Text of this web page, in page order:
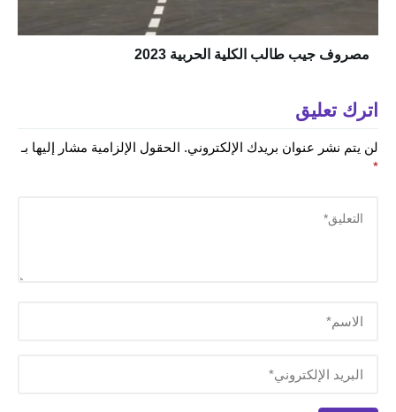
مصروف جيب طالب الكلية الحربية 2023
اترك تعليق
لن يتم نشر عنوان بريدك الإلكتروني. الحقول الإلزامية مشار إليها بـ
*